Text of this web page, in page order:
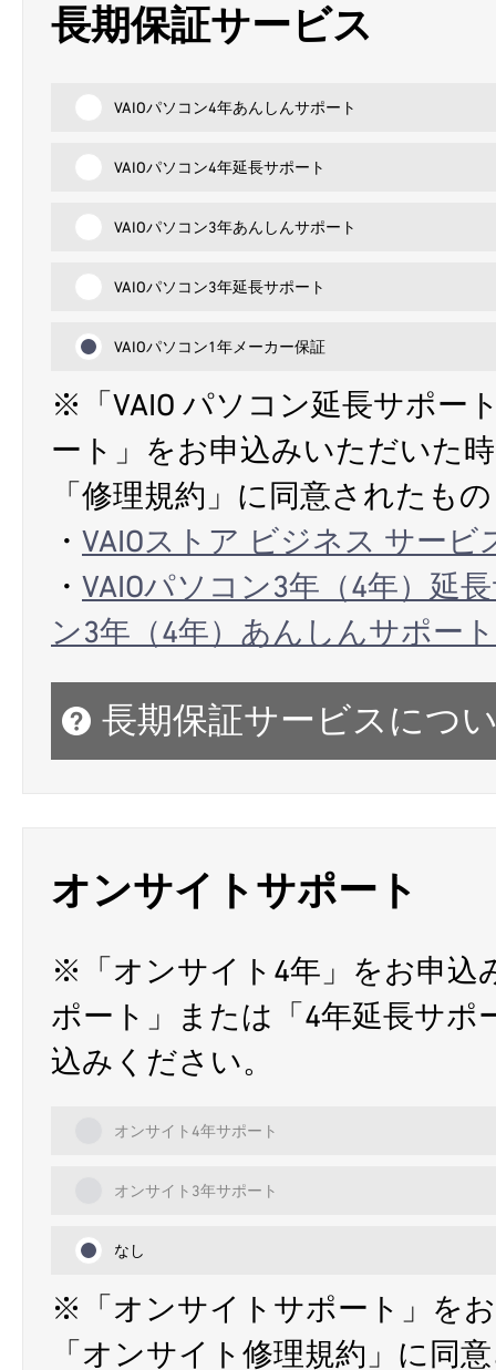
長期保証サービス
VAIOパソコン4年あんしんサポート
VAIOパソコン4年延長サポート
VAIOパソコン3年あんしんサポート
VAIOパソコン3年延長サポート
VAIOパソコン1年メーカー保証
※「VAIO パソコン延長サポー
ート」をお申込みいただいた
「修理規約」に同意されたも
・ VAIOストア ビジネス サービ
・ VAIOパソコン3年（4年）延
ン3年（4年）あんしんサポー
長期保証サービスにつ
オンサイトサポート
※「オンサイト4年」をお申込
ポート」または「4年延長サポ
込みください。
オンサイト4年サポート
オンサイト3年サポート
なし
※「オンサイトサポート」を
「オンサイト修理規約」に同